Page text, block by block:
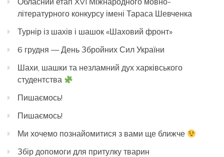
літературного конкурсу імені Тараса Шевченка
Турнір із шахів і шашок «Шаховий фронт»
6 грудня — День Збройних Сил України
Шахи, шашки та незламний дух харківського
студентства
Пишаємось!
Пишаємось!
Ми хочемо познайомитися з вами ще ближче
Збір допомоги для притулку тварин